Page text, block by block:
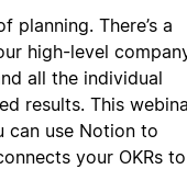
planning. There’s a
high-level
all the individual
results. This
can use Notion to
your OKRs to